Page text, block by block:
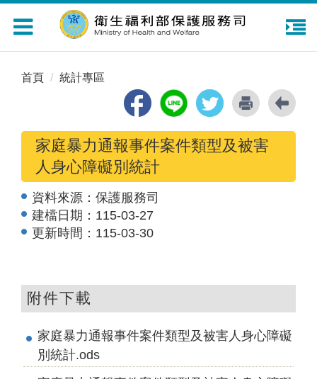
Toggle
navigation
首頁 統計專區
家庭暴力通報事件案件類型及被害
人身心障礙別統計
資料來源： 保護服務司
建檔日期： 115-03-27
更新時間： 115-03-30
附件下載
家庭暴力通報事件案件類型及被害人身心障礙
別統計.ods